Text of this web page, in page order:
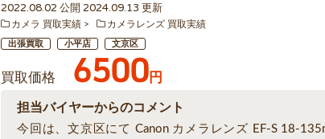
2022.08.02 公開 2024.09.13 更新
カメラ 買取実績 カメラレンズ 買取実績
出張買取 小平店 文京区
買取価格 6500円
担当バイヤーからのコメント
今回は、文京区にて Canon カメラレンズ EF-S 18-